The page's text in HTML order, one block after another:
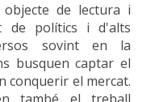
de lectura i
de polítics i d'alts
sovint en la
busquen captar el
conquerir el mercat.